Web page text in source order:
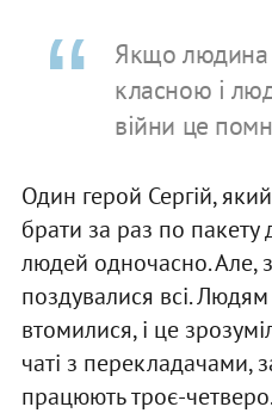
Якщо людина
класною і
війни це
Один герой Сергій,
брати за раз по пакету
людей одночасно. Але,
поздувалися всі.
втомилися, і це
чаті з перекладачами,
працюють троє-